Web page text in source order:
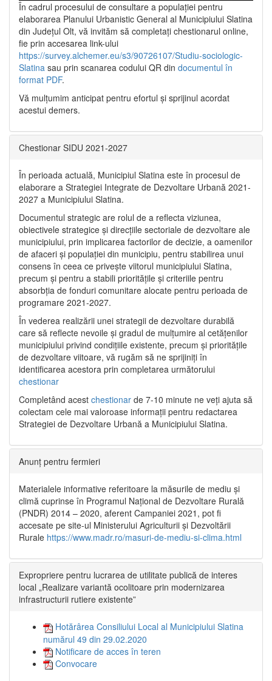
În cadrul procesului de consultare a populaţiei pentru
elaborarea Planului Urbanistic General al Municipiului Slatina
din Județul Olt, vă invităm să completați chestionarul online,
fie prin accesarea link-ului
https://survey.alchemer.eu/s3/90726107/Studiu-sociologic-
Slatina sau prin scanarea codului QR din documentul în
format PDF.
Vă mulţumim anticipat pentru efortul şi sprijinul acordat
acestui demers.
Chestionar SIDU 2021-2027
În perioada actuală, Municipiul Slatina este în procesul de
elaborare a Strategiei Integrate de Dezvoltare Urbană 2021‐
2027 a Municipiului Slatina.
Documentul strategic are rolul de a reflecta viziunea,
obiectivele strategice și direcțiile sectoriale de dezvoltare ale
municipiului, prin implicarea factorilor de decizie, a oamenilor
de afaceri și populației din municipiu, pentru stabilirea unui
consens în ceea ce privește viitorul municipiului Slatina,
precum și pentru a stabili prioritățile și criteriile pentru
absorbția de fonduri comunitare alocate pentru perioada de
programare 2021-2027.
În vederea realizării unei strategii de dezvoltare durabilă
care să reflecte nevoile și gradul de mulțumire al cetățenilor
municipiului privind condițiile existente, precum și prioritățile
de dezvoltare viitoare, vă rugăm să ne sprijiniți în
identificarea acestora prin completarea următorului
chestionar
Completând acest chestionar de 7-10 minute ne veți ajuta să
colectam cele mai valoroase informații pentru redactarea
Strategiei de Dezvoltare Urbană a Municipiului Slatina.
Anunț pentru fermieri
Materialele informative referitoare la măsurile de mediu și
climă cuprinse în Programul Național de Dezvoltare Rurală
(PNDR) 2014 – 2020, aferent Campaniei 2021, pot fi
accesate pe site-ul Ministerului Agriculturii și Dezvoltării
Rurale https://www.madr.ro/masuri-de-mediu-si-clima.html
Expropriere pentru lucrarea de utilitate publică de interes
local „Realizare variantă ocolitoare prin modernizarea
infrastructurii rutiere existente”
Hotărârea Consiliului Local al Municipiului Slatina
numărul 49 din 29.02.2020
Notificare de acces în teren
Convocare